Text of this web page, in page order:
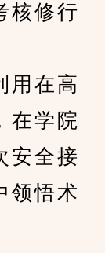
修行
在高
在学院
安全接
领悟术